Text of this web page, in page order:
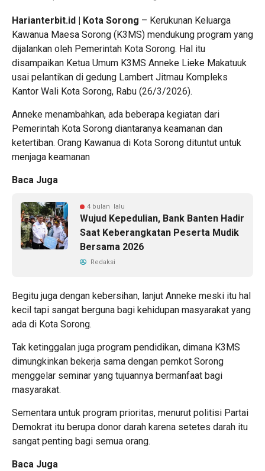
Harianterbit.id | Kota Sorong – Kerukunan Keluarga
Kawanua Maesa Sorong (K3MS) mendukung program yang
dijalankan oleh Pemerintah Kota Sorong. Hal itu
disampaikan Ketua Umum K3MS Anneke Lieke Makatuuk
usai pelantikan di gedung Lambert Jitmau Kompleks
Kantor Wali Kota Sorong, Rabu (26/3/2026).
Anneke menambahkan, ada beberapa kegiatan dari
Pemerintah Kota Sorong diantaranya keamanan dan
ketertiban. Orang Kawanua di Kota Sorong dituntut untuk
menjaga keamanan
Baca Juga
4 bulan lalu
Wujud Kepedulian, Bank Banten Hadir
Saat Keberangkatan Peserta Mudik
Bersama 2026
Redaksi
Begitu juga dengan kebersihan, lanjut Anneke meski itu hal
kecil tapi sangat berguna bagi kehidupan masyarakat yang
ada di Kota Sorong.
Tak ketinggalan juga program pendidikan, dimana K3MS
dimungkinkan bekerja sama dengan pemkot Sorong
menggelar seminar yang tujuannya bermanfaat bagi
masyarakat.
Sementara untuk program prioritas, menurut politisi Partai
Demokrat itu berupa donor darah karena setetes darah itu
sangat penting bagi semua orang.
Baca Juga